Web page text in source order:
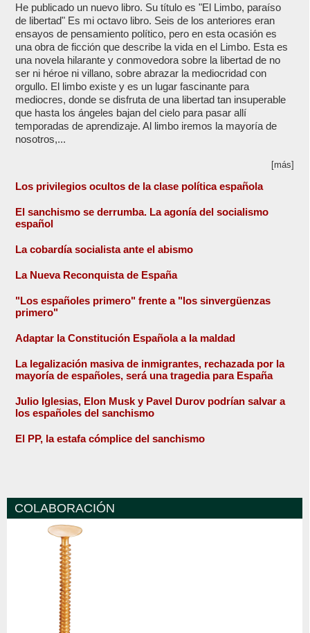
He publicado un nuevo libro. Su título es "El Limbo, paraíso
de libertad" Es mi octavo libro. Seis de los anteriores eran
ensayos de pensamiento político, pero en esta ocasión es
una obra de ficción que describe la vida en el Limbo. Esta es
una novela hilarante y conmovedora sobre la libertad de no
ser ni héroe ni villano, sobre abrazar la mediocridad con
orgullo. El limbo existe y es un lugar fascinante para
mediocres, donde se disfruta de una libertad tan insuperable
que hasta los ángeles bajan del cielo para pasar allí
temporadas de aprendizaje. Al limbo iremos la mayoría de
nosotros,...
[más]
Los privilegios ocultos de la clase política española
El sanchismo se derrumba. La agonía del socialismo
español
La cobardía socialista ante el abismo
La Nueva Reconquista de España
"Los españoles primero" frente a "los sinvergüenzas
primero"
Adaptar la Constitución Española a la maldad
La legalización masiva de inmigrantes, rechazada por la
mayoría de españoles, será una tragedia para España
Julio Iglesias, Elon Musk y Pavel Durov podrían salvar a
los españoles del sanchismo
El PP, la estafa cómplice del sanchismo
COLABORACIÓN